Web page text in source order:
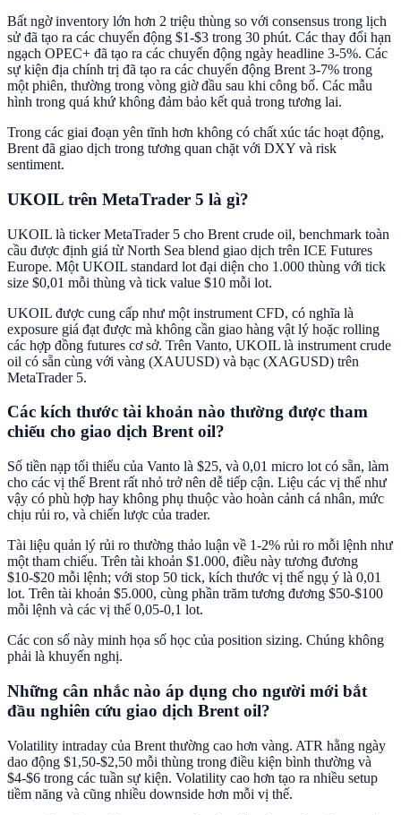
Bất ngờ inventory lớn hơn 2 triệu thùng so với consensus trong lịch
sử đã tạo ra các chuyển động $1-$3 trong 30 phút. Các thay đổi hạn
ngạch OPEC+ đã tạo ra các chuyển động ngày headline 3-5%. Các
sự kiện địa chính trị đã tạo ra các chuyển động Brent 3-7% trong
một phiên, thường trong vòng giờ đầu sau khi công bố. Các mẫu
hình trong quá khứ không đảm bảo kết quả trong tương lai.
Trong các giai đoạn yên tĩnh hơn không có chất xúc tác hoạt động,
Brent đã giao dịch trong tương quan chặt với DXY và risk
sentiment.
UKOIL trên MetaTrader 5 là gì?
UKOIL là ticker MetaTrader 5 cho Brent crude oil, benchmark toàn
cầu được định giá từ North Sea blend giao dịch trên ICE Futures
Europe. Một UKOIL standard lot đại diện cho 1.000 thùng với tick
size $0,01 mỗi thùng và tick value $10 mỗi lot.
UKOIL được cung cấp như một instrument CFD, có nghĩa là
exposure giá đạt được mà không cần giao hàng vật lý hoặc rolling
các hợp đồng futures cơ sở. Trên Vanto, UKOIL là instrument crude
oil có sẵn cùng với vàng (XAUUSD) và bạc (XAGUSD) trên
MetaTrader 5.
Các kích thước tài khoản nào thường được tham
chiếu cho giao dịch Brent oil?
Số tiền nạp tối thiểu của Vanto là $25, và 0,01 micro lot có sẵn, làm
cho các vị thế Brent rất nhỏ trở nên dễ tiếp cận. Liệu các vị thế như
vậy có phù hợp hay không phụ thuộc vào hoàn cảnh cá nhân, mức
chịu rủi ro, và chiến lược của trader.
Tài liệu quản lý rủi ro thường thảo luận về 1-2% rủi ro mỗi lệnh như
một tham chiếu. Trên tài khoản $1.000, điều này tương đương
$10-$20 mỗi lệnh; với stop 50 tick, kích thước vị thế ngụ ý là 0,01
lot. Trên tài khoản $5.000, cùng phần trăm tương đương $50-$100
mỗi lệnh và các vị thế 0,05-0,1 lot.
Các con số này minh họa số học của position sizing. Chúng không
phải là khuyến nghị.
Những cân nhắc nào áp dụng cho người mới bắt
đầu nghiên cứu giao dịch Brent oil?
Volatility intraday của Brent thường cao hơn vàng. ATR hằng ngày
dao động $1,50-$2,50 mỗi thùng trong điều kiện bình thường và
$4-$6 trong các tuần sự kiện. Volatility cao hơn tạo ra nhiều setup
tiềm năng và cũng nhiều downside hơn mỗi vị thế.